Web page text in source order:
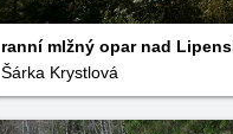
ranní mlžný opar nad
Šárka Krystlová